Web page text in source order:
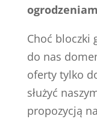
Choć bloczki
do nas
oferty tylko
służyć
propozycją